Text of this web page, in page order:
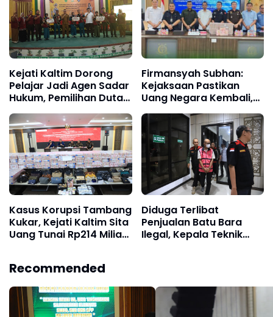
Kejati Kaltim Dorong
Pelajar Jadi Agen Sadar
Hukum, Pemilihan Duta
Pelajar Kukar
Berlangsung Kompetitif
Firmansyah Subhan:
Kejaksaan Pastikan
Uang Negara Kembali,
Rp2,5 Miliar Diserahkan
ke Perusda BKS
Kasus Korupsi Tambang
Kukar, Kejati Kaltim Sita
Uang Tunai Rp214 Miliar
Diduga Terlibat
Penjualan Batu Bara
Ilegal, Kepala Teknik
Recommended